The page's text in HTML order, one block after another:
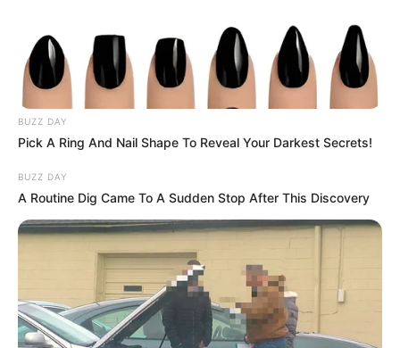
BUZZ DAY
Pick A Ring And Nail Shape To Reveal Your Darkest Secrets!
BUZZ DAY
A Routine Dig Came To A Sudden Stop After This Discovery